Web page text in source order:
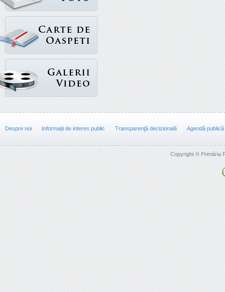
Despre noi Informații de interes public Transparenţă decizională Agendă publică
Copyright © Primăria